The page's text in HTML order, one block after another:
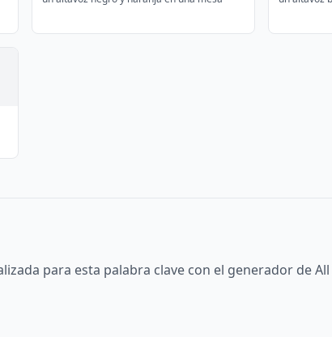
para esta palabra clave con el generador de